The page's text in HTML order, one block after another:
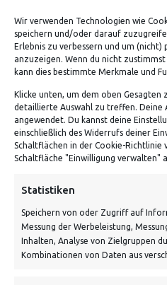
Wir verwenden Technologien wie
speichern und/oder darauf
Erlebnis zu verbessern und um (nicht)
anzuzeigen. Wenn du nicht
kann dies bestimmte Merkmale und
Klicke unten, um dem oben Gesagten
detaillierte Auswahl zu treffen. Deine
angewendet. Du kannst deine
einschließlich des Widerrufs deiner
Schaltflächen in der Cookie-Richtlinie
Schaltfläche "Einwilligung verwalten"
Statistiken
Speichern von oder Zugriff auf
Messung der Werbeleistung,
Inhalten, Analyse von Zielgruppen
Kombinationen von Daten aus
ADRESSE
Von Tiling GmbH
Kontakt: Mo - Fr von
info@vontiling.de